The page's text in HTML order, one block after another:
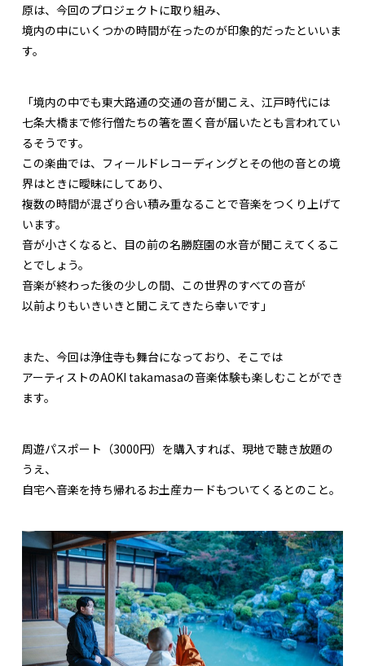
原は、今回のプロジェクトに取り組み、
境内の中にいくつかの時間が在ったのが印象的だったといいま
す。
「境内の中でも東大路通の交通の音が聞こえ、江戸時代には
七条大橋まで修行僧たちの箸を置く音が届いたとも言われてい
るそうです。
この楽曲では、フィールドレコーディングとその他の音との境
界はときに曖昧にしてあり、
複数の時間が混ざり合い積み重なることで音楽をつくり上げて
います。
音が小さくなると、目の前の名勝庭園の水音が聞こえてくるこ
とでしょう。
音楽が終わった後の少しの間、この世界のすべての音が
以前よりもいきいきと聞こえてきたら幸いです」
また、今回は浄住寺も舞台になっており、そこでは
アーティストのAOKI takamasaの音楽体験も楽しむことができ
ます。
周遊パスポート（3000円）を購入すれば、現地で聴き放題の
うえ、
自宅へ音楽を持ち帰れるお土産カードもついてくるとのこと。